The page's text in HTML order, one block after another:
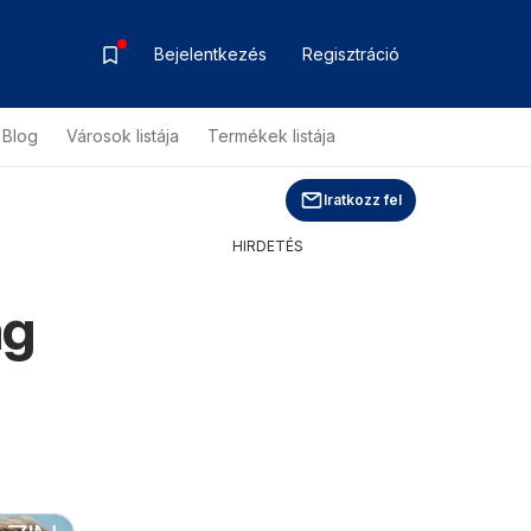
Bejelentkezés Regisztráció
Blog Városok listája Termékek listája
Iratkozz fel
HIRDETÉS